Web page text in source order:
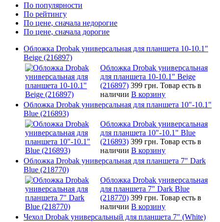
По популярности
По рейтингу
По цене, сначала недорогие
По цене, сначала дорогие
Обложка Drobak универсальная для планшета 10-10.1"
Beige (216897)
Обложка Drobak универсальная
для планшета 10-10.1" Beige
(216897) 399 грн. Товар есть в
наличии В корзину
Обложка Drobak универсальная для планшета 10"-10.1"
Blue (216893)
Обложка Drobak универсальная
для планшета 10"-10.1" Blue
(216893) 399 грн. Товар есть в
наличии В корзину
Обложка Drobak универсальная для планшета 7" Dark
Blue (218770)
Обложка Drobak универсальная
для планшета 7" Dark Blue
(218770) 399 грн. Товар есть в
наличии В корзину
Чехол Drobak универсальный для планшета 7" (White)